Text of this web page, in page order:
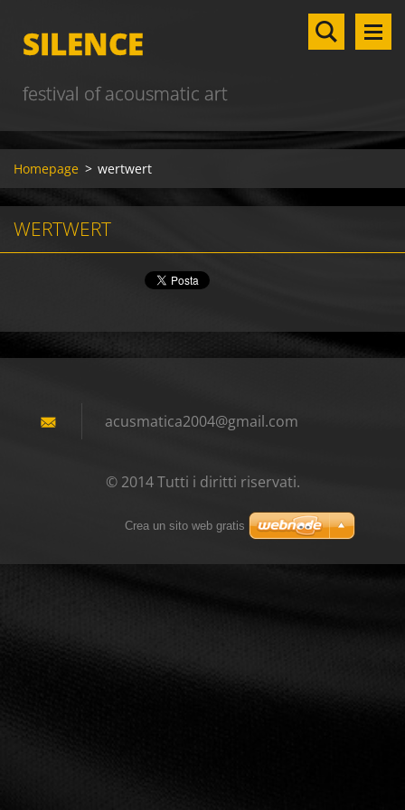
SILENCE
festival of acousmatic art
Homepage > wertwert
WERTWERT
acusmatica2004@gmail.com
© 2014 Tutti i diritti riservati.
Crea un sito web gratis